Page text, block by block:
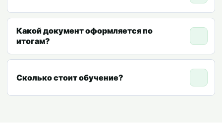
Какой документ оформляется по
итогам?
Сколько стоит обучение?